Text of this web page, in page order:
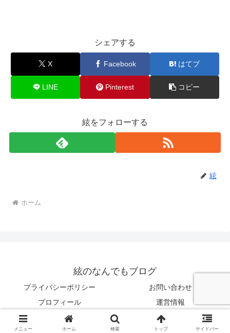
シェアする
X Facebook はてブ
LINE Pinterest コピー
絃をフォローする
絃
ホーム
絃のなんでもブログ
プライバシーポリシー
お問い合わせ
プロフィール
運営情報
© 2025 絃のなんでもブログ.
メニュー ホーム 検索 トップ サイドバー